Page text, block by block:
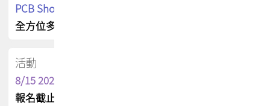
PCB Shop 採購指南
全方位多元曝光方案
活動
8/15 2026 TPCA健康盃保齡球聯誼賽
報名截止日 : 8/3 活動日期 : 8/15